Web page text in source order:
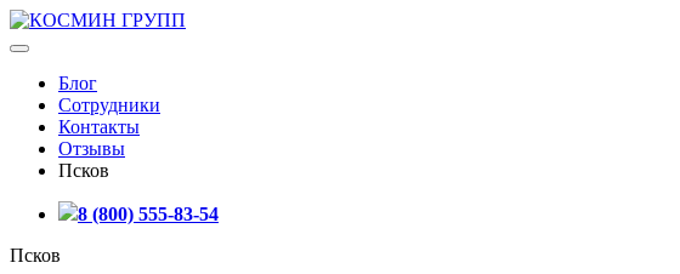
Блог
Сотрудники
Контакты
Отзывы
Псков
8 (800) 555-83-54
Псков